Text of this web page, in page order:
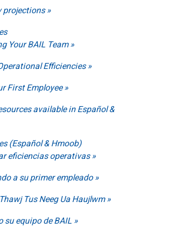
projections
Your BAIL Team
Efficiencies
First Employee
available in Español &
(Español & Hmoob)
eficiencias operativas
a su primer empleado
Tus Neeg Ua Haujlwm
su equipo de BAIL